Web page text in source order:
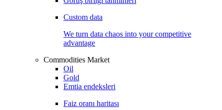
Custom data
We turn data chaos into your competitive
advantage
Commodities Market
Oil
Gold
Emtia endeksleri
Faiz oranı haritası